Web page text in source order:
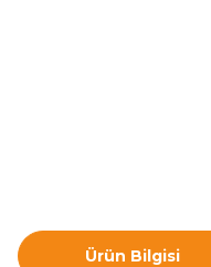
Ürün Bilgisi